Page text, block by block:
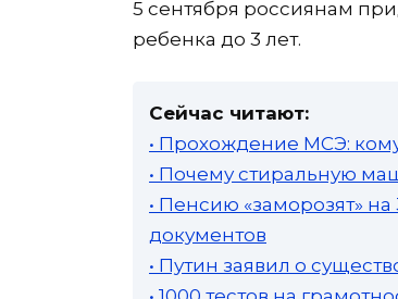
5 сентября россиянам
ребенка до 3 лет.
Сейчас читают:
• Прохождение МСЭ:
• Почему стиральную
• Пенсию «заморозят»
документов
• Путин заявил о